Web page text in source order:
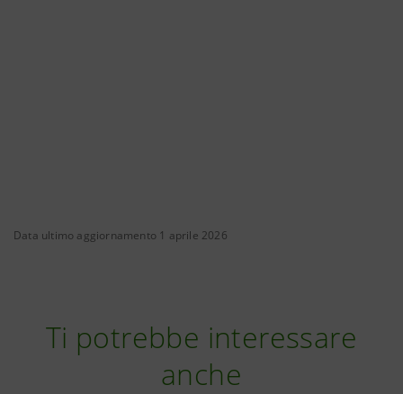
Data ultimo aggiornamento 1 aprile 2026
Ti potrebbe interessare
anche